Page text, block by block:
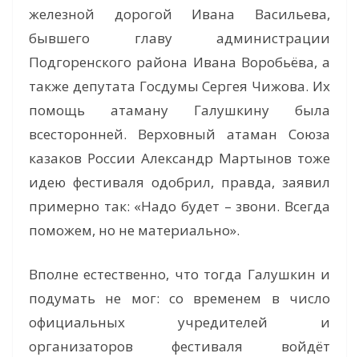
железной дорогой Ивана Васильева,
бывшего главу администрации
Подгоренского района Ивана Воробьёва, а
также депутата Госдумы Сергея Чижова. Их
помощь атаману Галушкину была
всесторонней. Верховный атаман Союза
казаков России Александр Мартынов тоже
идею фестиваля одобрил, правда, заявил
примерно так: «Надо будет – звони. Всегда
поможем, но не материально».
Вполне естественно, что тогда Галушкин и
подумать не мог: со временем в число
официальных учредителей и
организаторов фестиваля войдёт